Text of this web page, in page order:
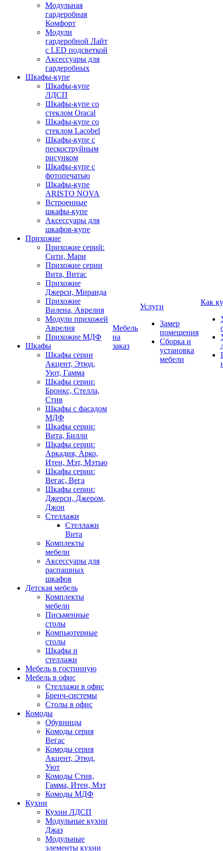
Модульная
гардеробная
Комфорт
Модули
гардеробной Лайт
с LED подсветкой
Аксессуары для
гардеробных
Шкафы-купе
Шкафы-купе
ЛДСП
Шкафы-купе со
стеклом Oracal
Шкафы-купе со
стеклом Lacobel
Шкафы-купе с
пескоструйным
рисунком
Шкафы-купе с
фотопечатью
Шкафы-купе
ARISTO NOVA
Встроенные
шкафы-купе
Аксессуары для
шкафов-купе
Прихожие
Прихожие серий:
Сити, Мари
Прихожие серии
Вита, Витас
Прихожие
Джерси, Миранда
Прихожие
Вилена, Аврелия
Модули прихожей
Аврелия
Прихожие МДФ
Шкафы
Шкафы серии
Акцент, Этюд,
Уют, Гамма
Шкафы серии:
Бронкс, Стелла,
Стив
Шкафы с фасадом
МДФ
Шкафы серии:
Вита, Билли
Шкафы серии:
Аркадия, Арко,
Итен, Мэт, Мэтью
Шкафы серии:
Вегас, Вега
Шкафы серии:
Джерси, Джером,
Джон
Стеллажи
Стеллажи
Вита
Комплекты
мебели
Аксессуары для
распашных
шкафов
Детская мебель
Комплекты
мебели
Письменные
столы
Компьютерные
столы
Шкафы и
стеллажи
Мебель в гостинную
Мебель в офис
Стеллажи в офис
Бренч-системы
Столы в офис
Комоды
Обувницы
Комоды серия
Вегас
Комоды серия
Акцент, Этюд,
Уют
Комоды Стив,
Гамма, Итен, Мэт
Комоды МДФ
Кухни
Кухни ЛДСП
Модульные кухни
Джаз
Модульные
элементы кухни
Мебель
на
заказ
Услуги
Замер
помещения
Сборка и
установка
мебели
Как